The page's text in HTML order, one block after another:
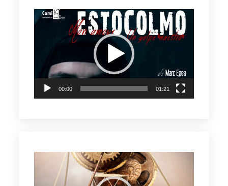
Reproductor
00:00 01:21
Reproductor